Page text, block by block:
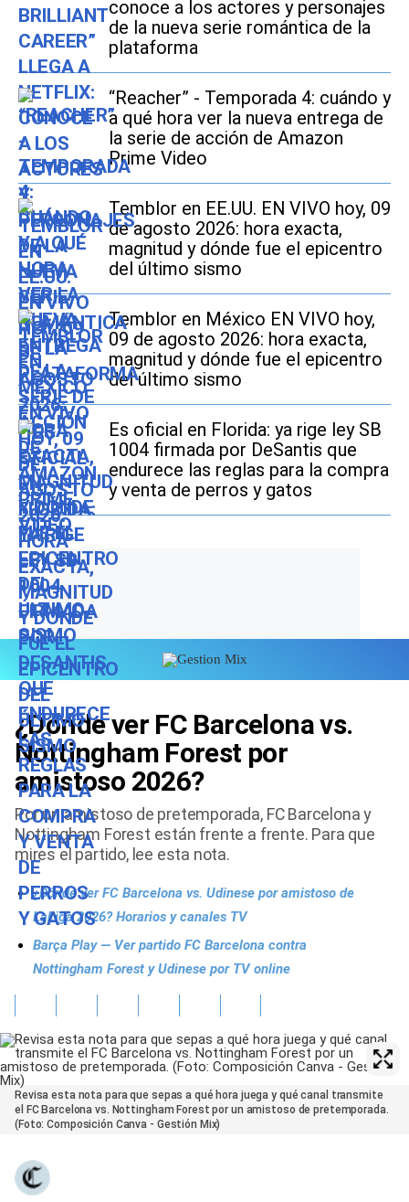
conoce a los actores y personajes
de la nueva serie romántica de la
plataforma
“Reacher” - Temporada 4: cuándo y
a qué hora ver la nueva entrega de
la serie de acción de Amazon
Prime Video
Temblor en EE.UU. EN VIVO hoy, 09
de agosto 2026: hora exacta,
magnitud y dónde fue el epicentro
del último sismo
Temblor en México EN VIVO hoy,
09 de agosto 2026: hora exacta,
magnitud y dónde fue el epicentro
del último sismo
Es oficial en Florida: ya rige ley SB
1004 firmada por DeSantis que
endurece las reglas para la compra
y venta de perros y gatos